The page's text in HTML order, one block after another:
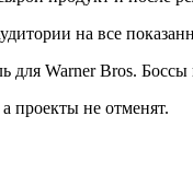
на все
для Warner Bros.
проекты не отменят.